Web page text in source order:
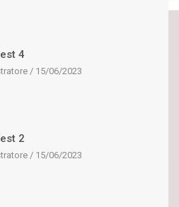
4
15/06/2023
2
15/06/2023